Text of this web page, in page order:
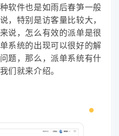
软件也是如雨后春笋一般
，特别是访客量比较大，
说，怎么有效的派单是很
系统的出现可以很好的解
题，那么，派单系统有什
们就来介绍。